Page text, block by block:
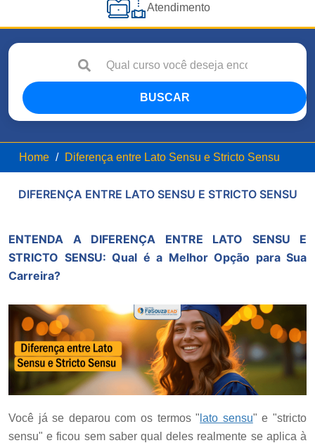
Atendimento
BUSCAR
Home Diferença entre Lato Sensu e Stricto Sensu
DIFERENÇA ENTRE LATO SENSU E STRICTO SENSU
ENTENDA A DIFERENÇA ENTRE LATO SENSU E
STRICTO SENSU: Qual é a Melhor Opção para Sua
Carreira?
Você já se deparou com os termos " lato sensu" e "stricto
sensu" e ficou sem saber qual deles realmente se aplica à